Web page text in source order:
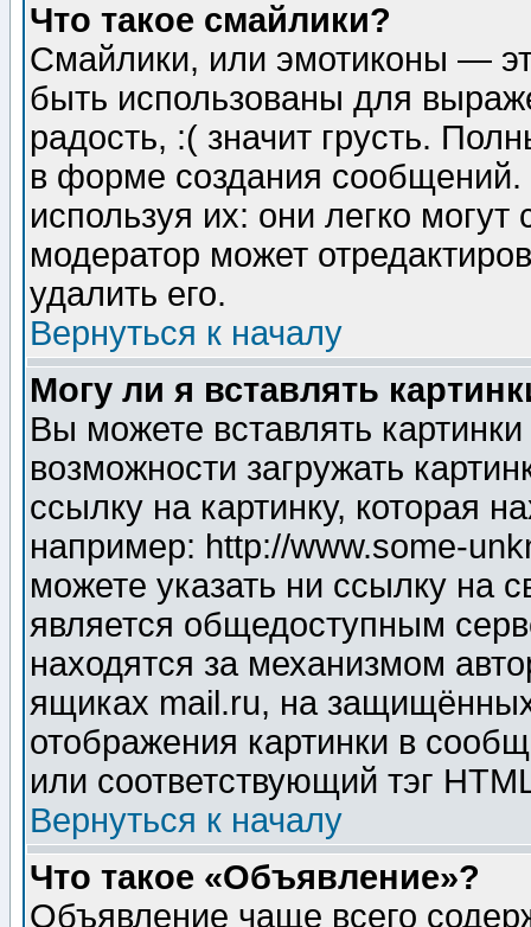
Что такое смайлики?
Смайлики, или эмотиконы —
быть использованы для
радость, :( значит грусть.
в форме создания сообщений.
используя их: они легко
модератор может
удалить его.
Вернуться к началу
Могу ли я вставлять
Вы можете вставлять
возможности загружать
ссылку на картинку, которая
например: http://www.some-
можете указать ни ссылку на
является общедоступным
находятся за механизмом
ящиках mail.ru, на
отображения картинки в
или соответствующий тэг
Вернуться к началу
Что такое «Объявление»?
Объявление чаще всего